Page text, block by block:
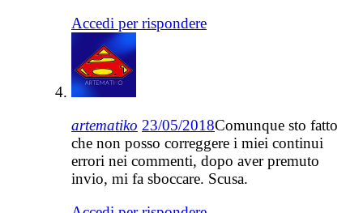
Accedi per rispondere
artematiko 23/05/2018Comunque sto fatto
che non posso correggere i miei continui
errori nei commenti, dopo aver premuto
invio, mi fa sboccare. Scusa.